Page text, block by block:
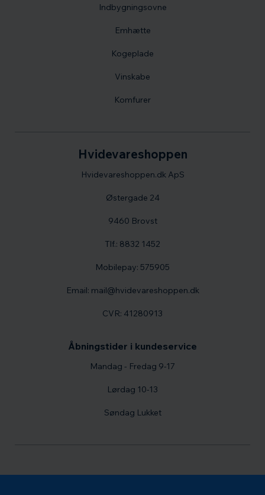
Hvidevareshoppen
Hvidevareshoppen.dk ApS
Østergade 24
9460 Brovst
Tlf.: 8832 1452
Mobilepay: 575905
Email: mail@hvidevareshoppen.dk
CVR: 41280913
Åbningstider i kundeservice
Mandag - Fredag 9-17
Lørdag 10-13
Søndag Lukket
Indbygningsovne
Emhætte
Kogeplade
Vinskabe
Komfurer